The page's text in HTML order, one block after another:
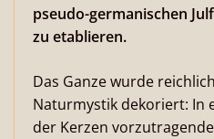
pseudo-germanischen
zu etablieren.
Das Ganze wurde
Naturmystik dekoriert: In
der Kerzen